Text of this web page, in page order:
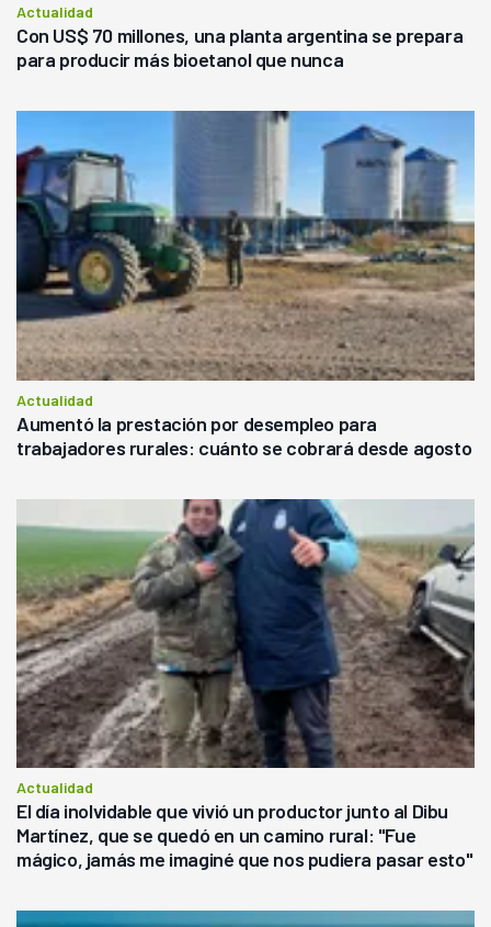
Actualidad
Con US$ 70 millones, una planta argentina se prepara
para producir más bioetanol que nunca
Actualidad
Aumentó la prestación por desempleo para
trabajadores rurales: cuánto se cobrará desde agosto
Actualidad
El día inolvidable que vivió un productor junto al Dibu
Martínez, que se quedó en un camino rural: "Fue
mágico, jamás me imaginé que nos pudiera pasar esto"